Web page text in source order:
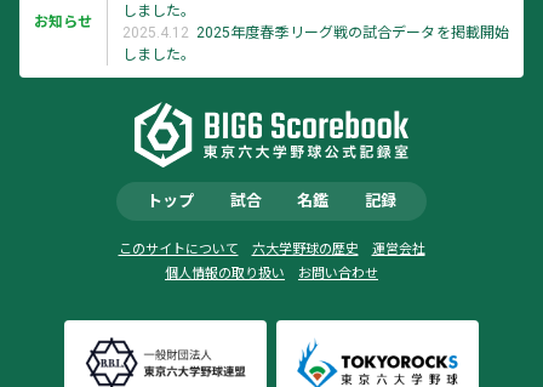
お知らせ
しました。
2025.4.12 2025年度春季リーグ戦の試合データを掲載開始
しました。
トップ 試合 名鑑 記録
このサイトについて 六大学野球の歴史
運営会社
個人情報の取り扱い
お問い合わせ